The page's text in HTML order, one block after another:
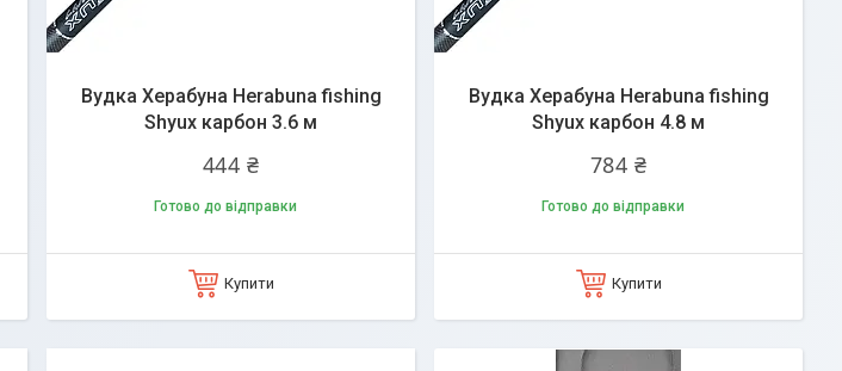
Вудка Херабуна Herabuna fishing
Shyux карбон 3.6 м
444 ₴
Готово до відправки
Купити
Вудка Херабуна Herabuna fishing
Shyux карбон 4.8 м
784 ₴
Готово до відправки
Купити